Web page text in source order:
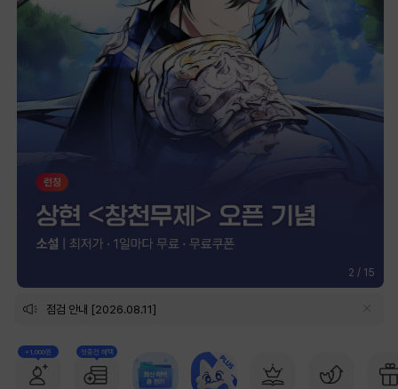
2 / 15
점검 안내 [2026.08.11]
+1,000원 첫충전 혜택